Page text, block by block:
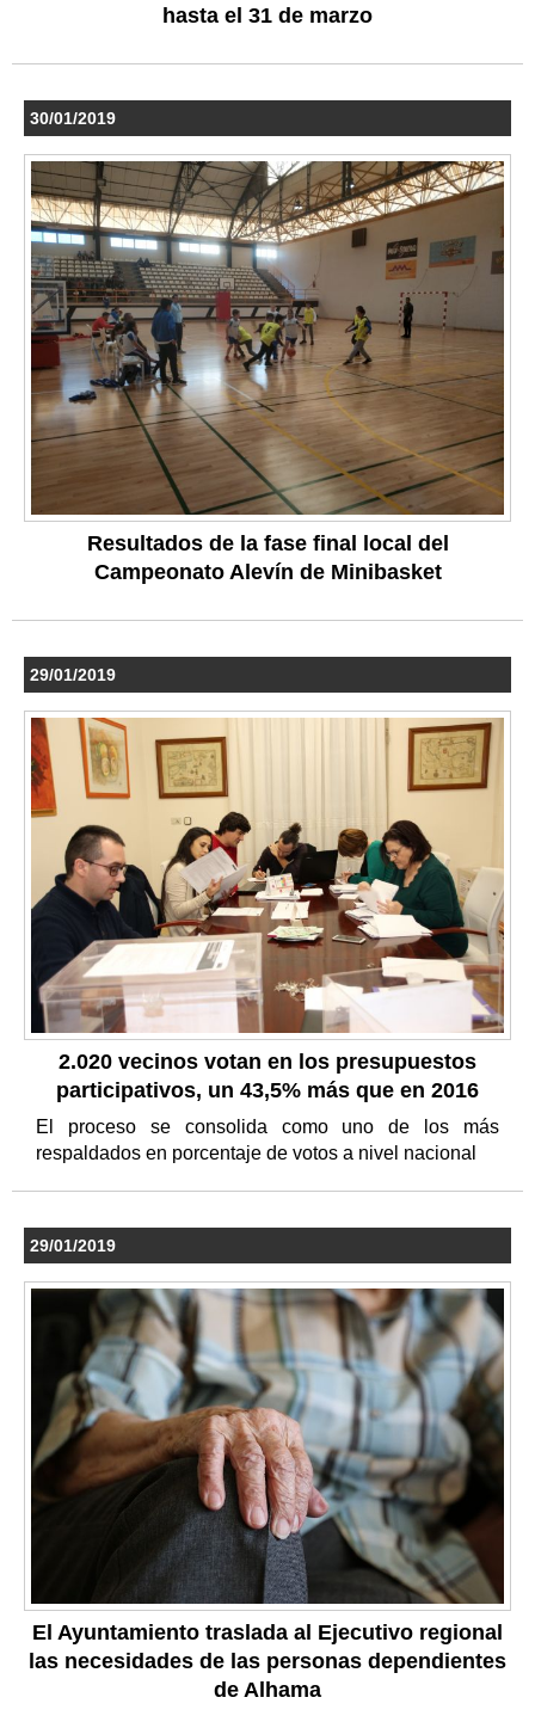
hasta el 31 de marzo
30/01/2019
Resultados de la fase final local del
Campeonato Alevín de Minibasket
29/01/2019
2.020 vecinos votan en los presupuestos
participativos, un 43,5% más que en 2016
El proceso se consolida como uno de los más
respaldados en porcentaje de votos a nivel nacional
29/01/2019
El Ayuntamiento traslada al Ejecutivo regional
las necesidades de las personas dependientes
de Alhama